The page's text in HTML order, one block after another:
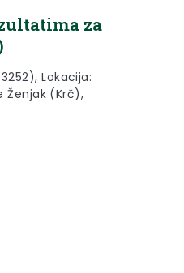
za
Lokacija:
Ženjak (Krč),